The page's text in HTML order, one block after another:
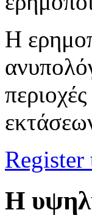
Η
Register
Η